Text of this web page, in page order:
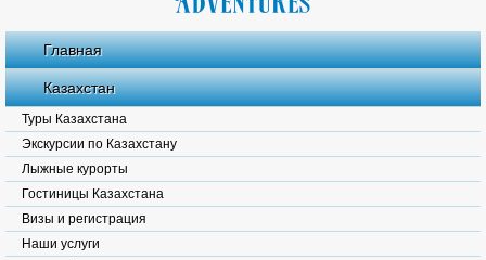
Главная
Казахстан
Туры Казахстана
Экскурсии по Казахстану
Лыжные курорты
Гостиницы Казахстана
Визы и регистрация
Наши услуги